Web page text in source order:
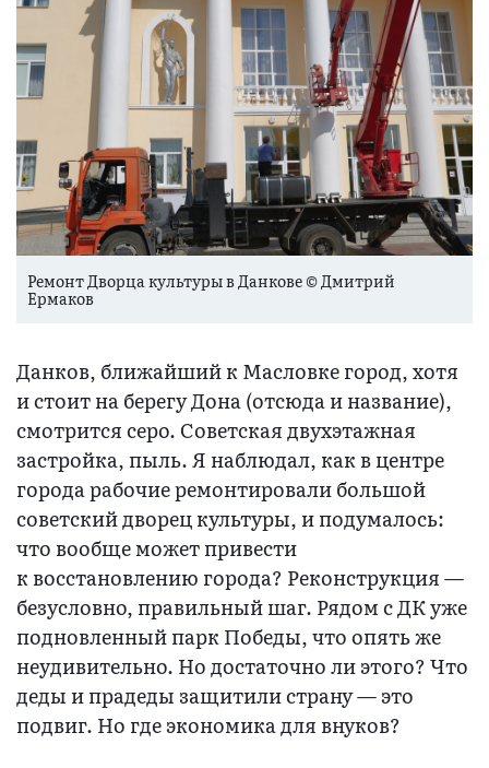
Ремонт Дворца культуры в Данкове © Дмитрий
Ермаков
Данков, ближайший к Масловке город, хотя
и стоит на берегу Дона (отсюда и название),
смотрится серо. Советская двухэтажная
застройка, пыль. Я наблюдал, как в центре
города рабочие ремонтировали большой
советский дворец культуры, и подумалось:
что вообще может привести
к восстановлению города? Реконструкция —
безусловно, правильный шаг. Рядом с ДК уже
подновленный парк Победы, что опять же
неудивительно. Но достаточно ли этого? Что
деды и прадеды защитили страну — это
подвиг. Но где экономика для внуков?